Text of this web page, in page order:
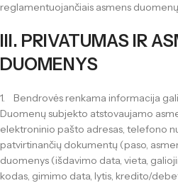
reglamentuojančiais asmens
III. PRIVATUMAS IR
DUOMENYS
1. Bendrovės renkama informacija
Duomenų subjekto atstovaujamo
elektroninio pašto adresas, telefono
patvirtinančių dokumentų (paso,
duomenys (išdavimo data, vieta,
kodas, gimimo data, lytis, kredito/